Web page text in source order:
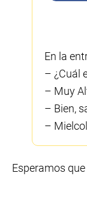
En la
– ¿Cuál
– Muy
– Bien,
–
Esperamos